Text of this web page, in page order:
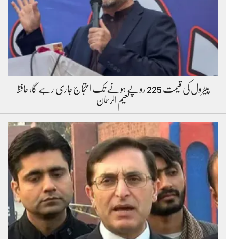
پیٹرول کی قیمت 225 روپے ہونے تک احتجاج جاری رہے گا، حافظ
نعیم الرحمان